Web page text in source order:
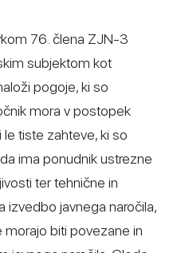
76. člena ZJN-3
subjektom kot
pogoje, ki so
mora v postopek
le tiste zahteve, ki so
ima ponudnik ustrezne
ter tehnične in
javnega naročila,
morajo biti povezane in